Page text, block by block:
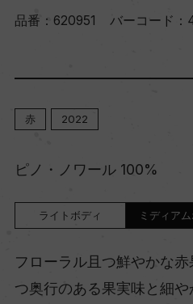
品番： 620951 バーコード：
赤 2022
ピノ・ノワール 100%
ライトボディ ミディア
フローラル且つ鮮やかな
つ奥行のある果実味と細